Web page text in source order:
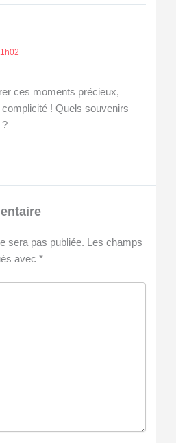
ces moments précieux,
! Quels souvenirs
?
sera pas publiée. Les champs
avec *